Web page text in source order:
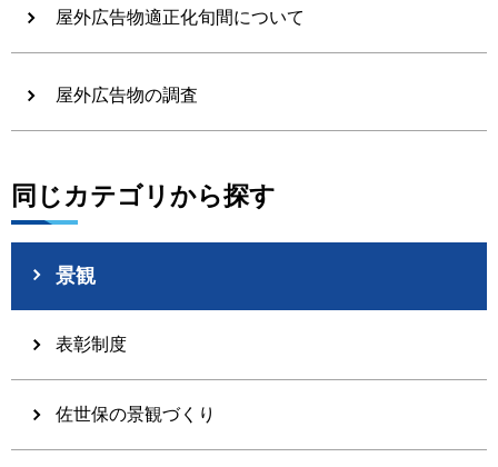
屋外広告物適正化旬間について
屋外広告物の調査
同じカテゴリから探す
景観
表彰制度
佐世保の景観づくり